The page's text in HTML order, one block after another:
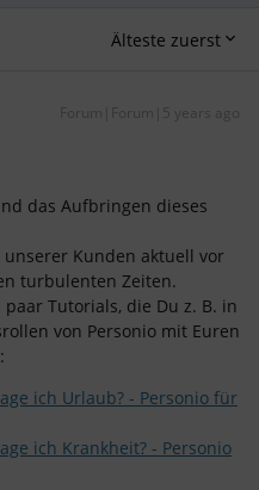
Älteste zuerst
Forum|Forum|5 years ago
das Aufbringen dieses
Kunden aktuell vor
turbulenten Zeiten.
Tutorials, die Du z. B. in
von Personio mit Euren
ich Urlaub? - Personio für
ich Krankheit? - Personio